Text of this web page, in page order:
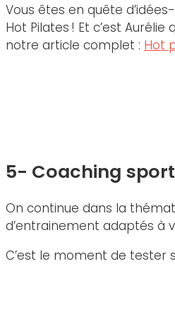
Vous êtes en quête
Hot Pilates ! Et c’est
notre article complet : Hot
5- Coaching
On continue dans la
d’entrainement adaptés à
C’est le moment de tester